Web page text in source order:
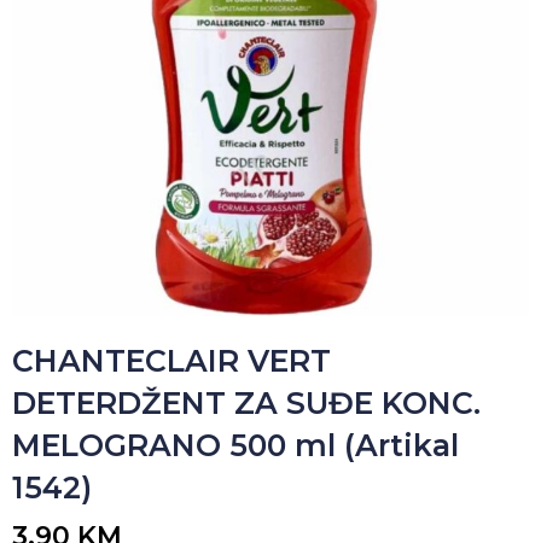
CHANTECLAIR VERT
DETERDŽENT ZA SUĐE KONC.
MELOGRANO 500 ml (Artikal
1542)
3,90 KM